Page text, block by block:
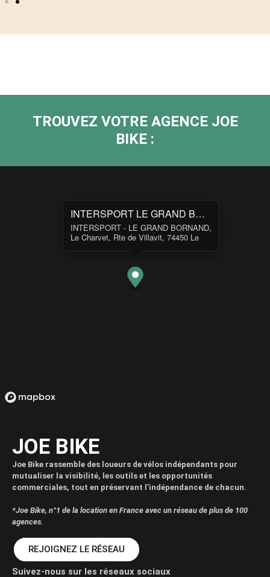
TROUVEZ VOTRE AGENCE JOE
BIKE :
INTERSPORT LE GRAND BORNAND
INTERSPORT - LE GRAND BORNAND,
Le Charvet, Rte de Villavit, 74450 Le
JOE BIKE
Joe Bike rassemble des loueurs de vélos indépendants pour
mutualiser la visibilité, les outils et les opportunités
commerciales, tout en préservant l’indépendance de chacun.
*Joe Bike, n°1 de la location en France avec un réseau de plus de 100
agences.
REJOIGNEZ LE RÉSEAU
Suivez-nous sur les réseaux sociaux